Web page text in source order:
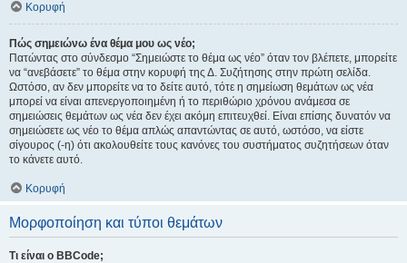
Κορυφή
Πώς σημειώνω ένα θέμα μου ως νέο;
Πατώντας στο σύνδεσμο “Σημειώστε το θέμα ως νέο” όταν τον βλέπετε, μπορείτε
να “ανεβάσετε” το θέμα στην κορυφή της Δ. Συζήτησης στην πρώτη σελίδα.
Ωστόσο, αν δεν μπορείτε να το δείτε αυτό, τότε η σημείωση θεμάτων ως νέα
μπορεί να είναι απενεργοποιημένη ή το περιθώριο χρόνου ανάμεσα σε
σημειώσεις θεμάτων ως νέα δεν έχει ακόμη επιτευχθεί. Είναι επίσης δυνατόν να
σημειώσετε ως νέο το θέμα απλώς απαντώντας σε αυτό, ωστόσο, να είστε
σίγουρος (-η) ότι ακολουθείτε τους κανόνες του συστήματος συζητήσεων όταν
το κάνετε αυτό.
Κορυφή
Μορφοποίηση και τύποι θεμάτων
Τι είναι ο BBCode;